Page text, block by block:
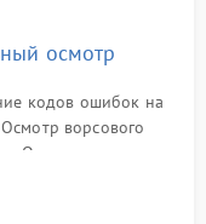
осмотр
кодов ошибок на
Осмотр ворсового
Опрос клиента о
сильно шумит